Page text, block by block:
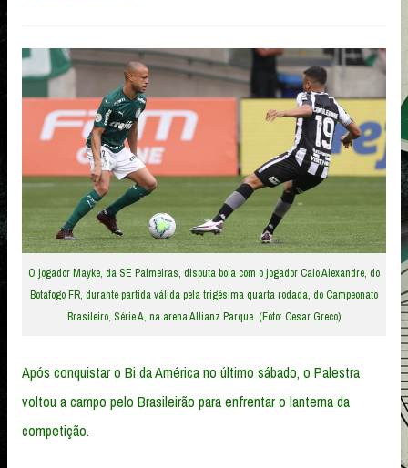
O jogador Mayke, da SE Palmeiras, disputa bola com o jogador Caio Alexandre, do
Botafogo FR, durante partida válida pela trigésima quarta rodada, do Campeonato
Brasileiro, Série A, na arena Allianz Parque. (Foto: Cesar Greco)
Após conquistar o Bi da América no último sábado, o Palestra
voltou a campo pelo Brasileirão para enfrentar o lanterna da
competição.